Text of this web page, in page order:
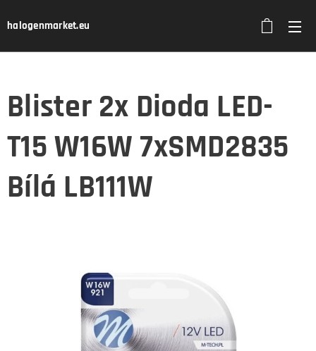
halogenmarket.eu
Blister 2x Dioda LED-
T15 W16W 7xSMD2835
Bílá LB111W